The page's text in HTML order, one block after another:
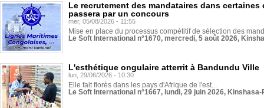
Le recrutement des mandataires dans
passera par un concours
mer, 05/08/2026 - 11:55
Mise en place du processus compétitif de sélection des
Le Soft International n°1670, mercredi, 5 août 2026,
L'esthétique ongulaire atterrit à Bandundu Ville
lun, 29/06/2026 - 10:30
Elle fait florès dans les pays d'Afrique de l'est...
Le Soft International n°1667, lundi, 29 juin 2026,